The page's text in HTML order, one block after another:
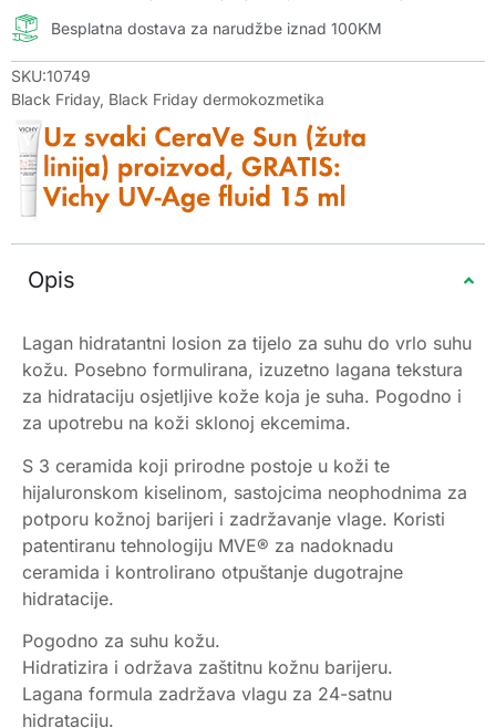
Besplatna dostava za narudžbe iznad 100KM
SKU:10749
Black Friday, Black Friday dermokozmetika
Opis
Lagan hidratantni losion za tijelo za suhu do vrlo suhu
kožu. Posebno formulirana, izuzetno lagana tekstura
za hidrataciju osjetljive kože koja je suha. Pogodno i
za upotrebu na koži sklonoj ekcemima.
S 3 ceramida koji prirodne postoje u koži te
hijaluronskom kiselinom, sastojcima neophodnima za
potporu kožnoj barijeri i zadržavanje vlage. Koristi
patentiranu tehnologiju MVE® za nadoknadu
ceramida i kontrolirano otpuštanje dugotrajne
hidratacije.
Pogodno za suhu kožu.
Hidratizira i održava zaštitnu kožnu barijeru.
Lagana formula zadržava vlagu za 24-satnu
hidrataciju.